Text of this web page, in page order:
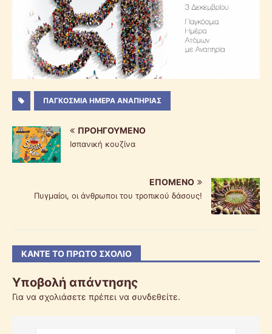
ΠΑΓΚΌΣΜΙΑ ΗΜΈΡΑ ΑΝΑΠΗΡΊΑΣ
ΠΡΟΗΓΟΎΜΕΝΟ
Ισπανική κουζίνα
ΕΠΌΜΕΝΟ
Πυγμαίοι, οι άνθρωποι του τροπικού δάσους!
ΚΆΝΤΕ ΤΟ ΠΡΏΤΟ ΣΧΌΛΙΟ
Υποβολή απάντησης
Για να σχολιάσετε πρέπει να συνδεθείτε.